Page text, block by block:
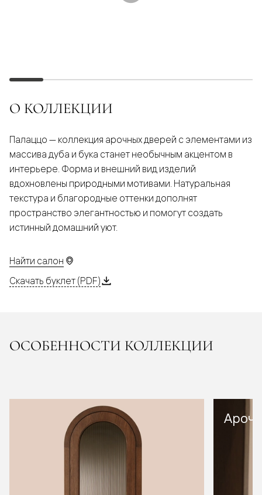
О КОЛЛЕКЦИИ
Палаццо — коллекция арочных дверей с элементами из
массива дуба и бука станет необычным акцентом в
интерьере. Форма и внешний вид изделий
вдохновлены природными мотивами. Натуральная
текстура и благородные оттенки дополнят
пространство элегантностью и помогут создать
истинный домашний уют.
Найти салон
Скачать буклет (PDF)
ОСОБЕННОСТИ КОЛЛЕКЦИИ